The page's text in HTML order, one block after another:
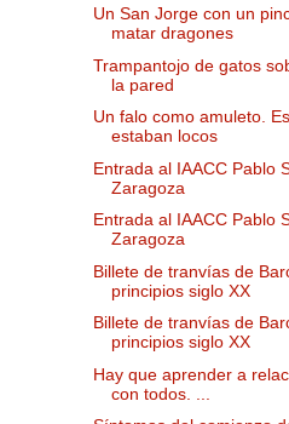
Un San Jorge con un
matar dragones
Trampantojo de gatos
la pared
Un falo como amuleto.
estaban locos
Entrada al IAACC Pablo
Zaragoza
Entrada al IAACC Pablo
Zaragoza
Billete de tranvías de
principios siglo XX
Billete de tranvías de
principios siglo XX
Hay que aprender a
con todos. ...